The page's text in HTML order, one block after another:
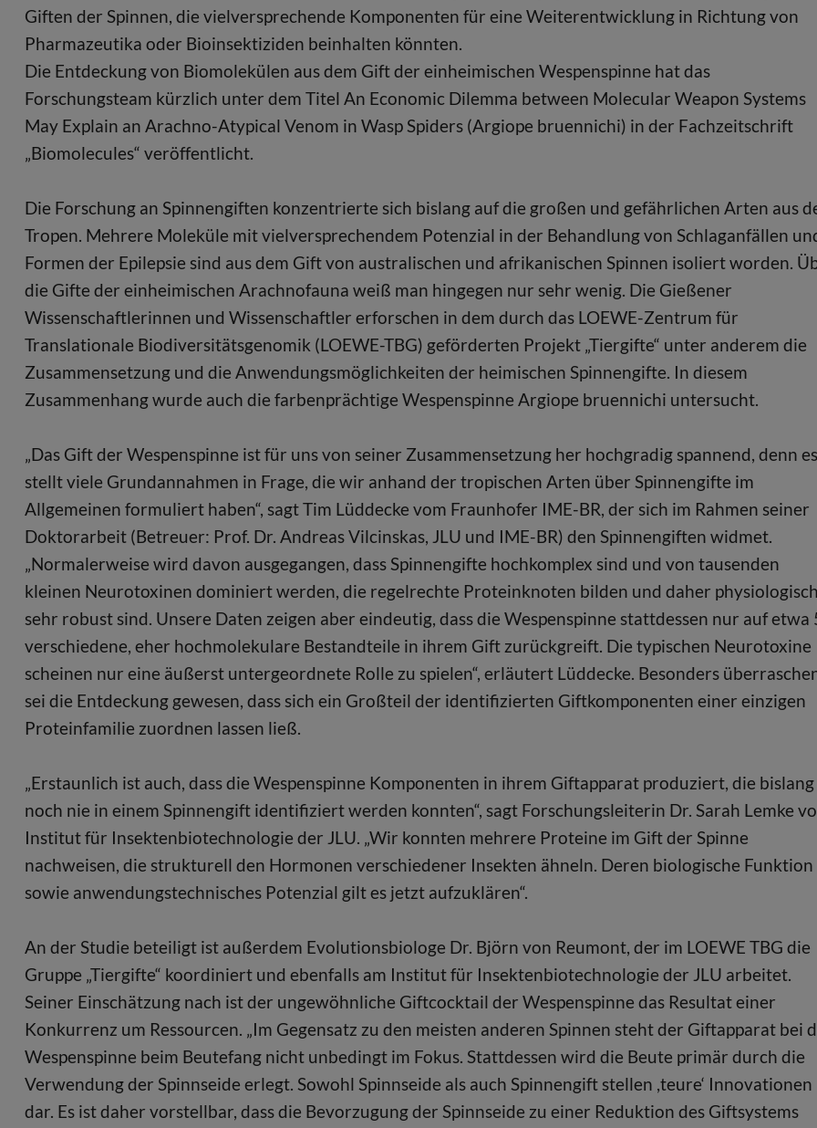
Giften der Spinnen, die vielversprechende Komponenten für eine Weiterentwicklung in Richtung von
Pharmazeutika oder Bioinsektiziden beinhalten könnten.
Die Entdeckung von Biomolekülen aus dem Gift der einheimischen Wespenspinne hat das
Forschungsteam kürzlich unter dem Titel An Economic Dilemma between Molecular Weapon Systems
May Explain an Arachno-Atypical Venom in Wasp Spiders (Argiope bruennichi) in der Fachzeitschrift
„Biomolecules“ veröffentlicht.
Die Forschung an Spinnengiften konzentrierte sich bislang auf die großen und gefährlichen Arten aus
Tropen. Mehrere Moleküle mit vielversprechendem Potenzial in der Behandlung von Schlaganfällen
Formen der Epilepsie sind aus dem Gift von australischen und afrikanischen Spinnen isoliert worden.
die Gifte der einheimischen Arachnofauna weiß man hingegen nur sehr wenig. Die Gießener
Wissenschaftlerinnen und Wissenschaftler erforschen in dem durch das LOEWE-Zentrum für
Translationale Biodiversitätsgenomik (LOEWE-TBG) geförderten Projekt „Tiergifte“ unter anderem die
Zusammensetzung und die Anwendungsmöglichkeiten der heimischen Spinnengifte. In diesem
Zusammenhang wurde auch die farbenprächtige Wespenspinne Argiope bruennichi untersucht.
„Das Gift der Wespenspinne ist für uns von seiner Zusammensetzung her hochgradig spannend, denn es
stellt viele Grundannahmen in Frage, die wir anhand der tropischen Arten über Spinnengifte im
Allgemeinen formuliert haben“, sagt Tim Lüddecke vom Fraunhofer IME-BR, der sich im Rahmen seiner
Doktorarbeit (Betreuer: Prof. Dr. Andreas Vilcinskas, JLU und IME-BR) den Spinnengiften widmet.
„Normalerweise wird davon ausgegangen, dass Spinnengifte hochkomplex sind und von tausenden
kleinen Neurotoxinen dominiert werden, die regelrechte Proteinknoten bilden und daher physiologisch
sehr robust sind. Unsere Daten zeigen aber eindeutig, dass die Wespenspinne stattdessen nur auf etwa
verschiedene, eher hochmolekulare Bestandteile in ihrem Gift zurückgreift. Die typischen Neurotoxine
scheinen nur eine äußerst untergeordnete Rolle zu spielen“, erläutert Lüddecke. Besonders
sei die Entdeckung gewesen, dass sich ein Großteil der identifizierten Giftkomponenten einer einzigen
Proteinfamilie zuordnen lassen ließ.
„Erstaunlich ist auch, dass die Wespenspinne Komponenten in ihrem Giftapparat produziert, die bislang
noch nie in einem Spinnengift identifiziert werden konnten“, sagt Forschungsleiterin Dr. Sarah Lemke
Institut für Insektenbiotechnologie der JLU. „Wir konnten mehrere Proteine im Gift der Spinne
nachweisen, die strukturell den Hormonen verschiedener Insekten ähneln. Deren biologische Funktion
sowie anwendungstechnisches Potenzial gilt es jetzt aufzuklären“.
An der Studie beteiligt ist außerdem Evolutionsbiologe Dr. Björn von Reumont, der im LOEWE TBG die
Gruppe „Tiergifte“ koordiniert und ebenfalls am Institut für Insektenbiotechnologie der JLU arbeitet.
Seiner Einschätzung nach ist der ungewöhnliche Giftcocktail der Wespenspinne das Resultat einer
Konkurrenz um Ressourcen. „Im Gegensatz zu den meisten anderen Spinnen steht der Giftapparat bei
Wespenspinne beim Beutefang nicht unbedingt im Fokus. Stattdessen wird die Beute primär durch die
Verwendung der Spinnseide erlegt. Sowohl Spinnseide als auch Spinnengift stellen ,teure‘ Innovationen
dar. Es ist daher vorstellbar, dass die Bevorzugung der Spinnseide zu einer Reduktion des Giftsystems